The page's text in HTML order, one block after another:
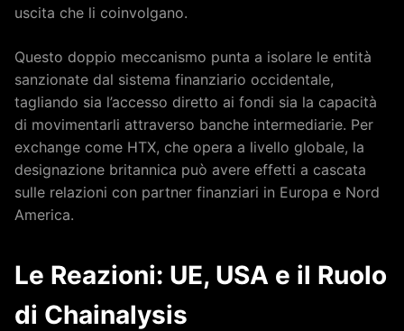
uscita che li coinvolgano.
Questo doppio meccanismo punta a isolare le entità
sanzionate dal sistema finanziario occidentale,
tagliando sia l’accesso diretto ai fondi sia la capacità
di movimentarli attraverso banche intermediarie. Per
exchange come HTX, che opera a livello globale, la
designazione britannica può avere effetti a cascata
sulle relazioni con partner finanziari in Europa e Nord
America.
Le Reazioni: UE, USA e il Ruolo
di Chainalysis